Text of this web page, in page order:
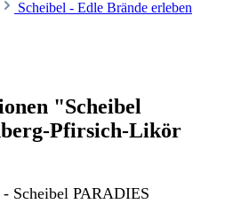
Scheibel - Edle Brände erleben
"Scheibel
Pfirsich-Likör
Scheibel PARADIES